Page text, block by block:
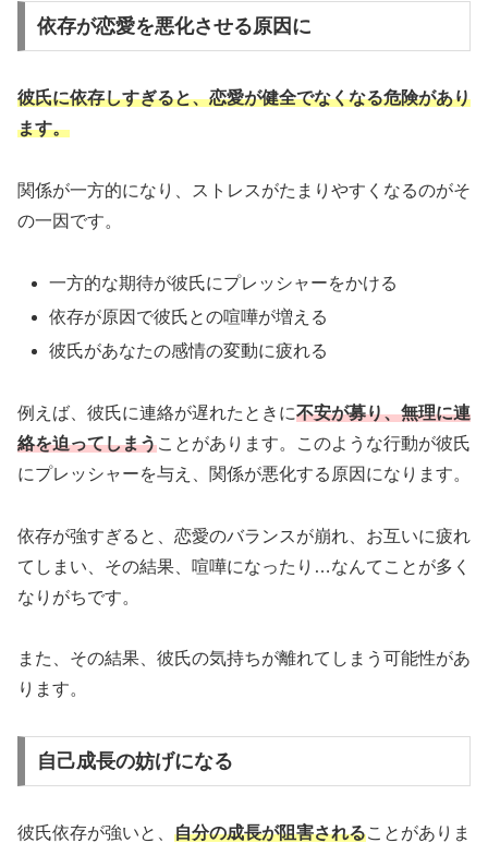
依存が恋愛を悪化させる原因に
彼氏に依存しすぎると、恋愛が健全でなくなる危険があり
ます。
関係が一方的になり、ストレスがたまりやすくなるのがそ
の一因です。
一方的な期待が彼氏にプレッシャーをかける
依存が原因で彼氏との喧嘩が増える
彼氏があなたの感情の変動に疲れる
例えば、彼氏に連絡が遅れたときに不安が募り、無理に連
絡を迫ってしまうことがあります。このような行動が彼氏
にプレッシャーを与え、関係が悪化する原因になります。
依存が強すぎると、恋愛のバランスが崩れ、お互いに疲れ
てしまい、その結果、喧嘩になったり…なんてことが多く
なりがちです。
また、その結果、彼氏の気持ちが離れてしまう可能性があ
ります。
自己成長の妨げになる
彼氏依存が強いと、 自分の成長が阻害されることがありま